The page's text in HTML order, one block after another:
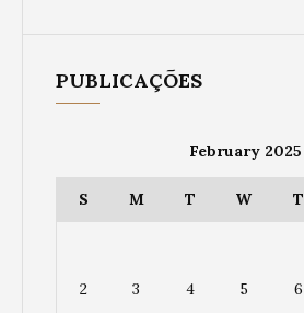
PUBLICAÇÕES
February 2025
S M T W T
2 3 4 5 6